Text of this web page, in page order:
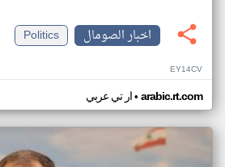
اخبار الصومال
Politics
EY14CV
ار تي عربي• arabic.rt.com